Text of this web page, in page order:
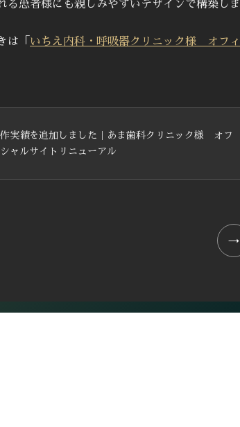
る患者様にも親しみやすいデザインで構築し
は「 いちえ内科・呼吸器クリニック様 オフ
実績を追加しました｜あま歯科クリニック様 オフ
シャルサイトリニューアル
→